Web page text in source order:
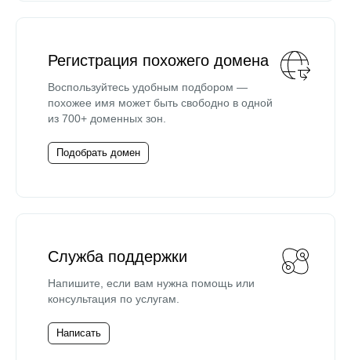
Регистрация похожего домена
Воспользуйтесь удобным подбором —
похожее имя может быть свободно в одной
из 700+ доменных зон.
Подобрать домен
Служба поддержки
Напишите, если вам нужна помощь или
консультация по услугам.
Написать